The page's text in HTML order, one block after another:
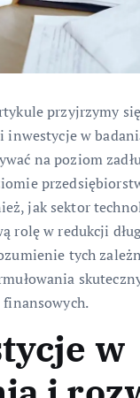
przyjrzymy
inwestycje w
na poziom
jak sektor
rolę w redukcji
tych
finansowych.
w